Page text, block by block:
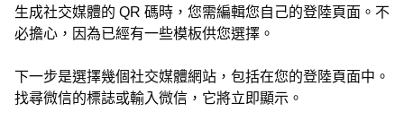
生成社交媒體的 QR 碼時，您需編輯您自己的登陸頁面。不
必擔心，因為已經有一些模板供您選擇。
下一步是選擇幾個社交媒體網站，包括在您的登陸頁面中。
找尋微信的標誌或輸入微信，它將立即顯示。